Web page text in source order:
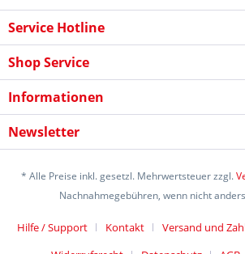
Service Hotline
Shop Service
Informationen
Newsletter
* Alle Preise inkl. gesetzl. Mehrwertsteuer zzgl.
Nachnahmegebühren, wenn nicht
Hilfe / Support Kontakt
Versand und